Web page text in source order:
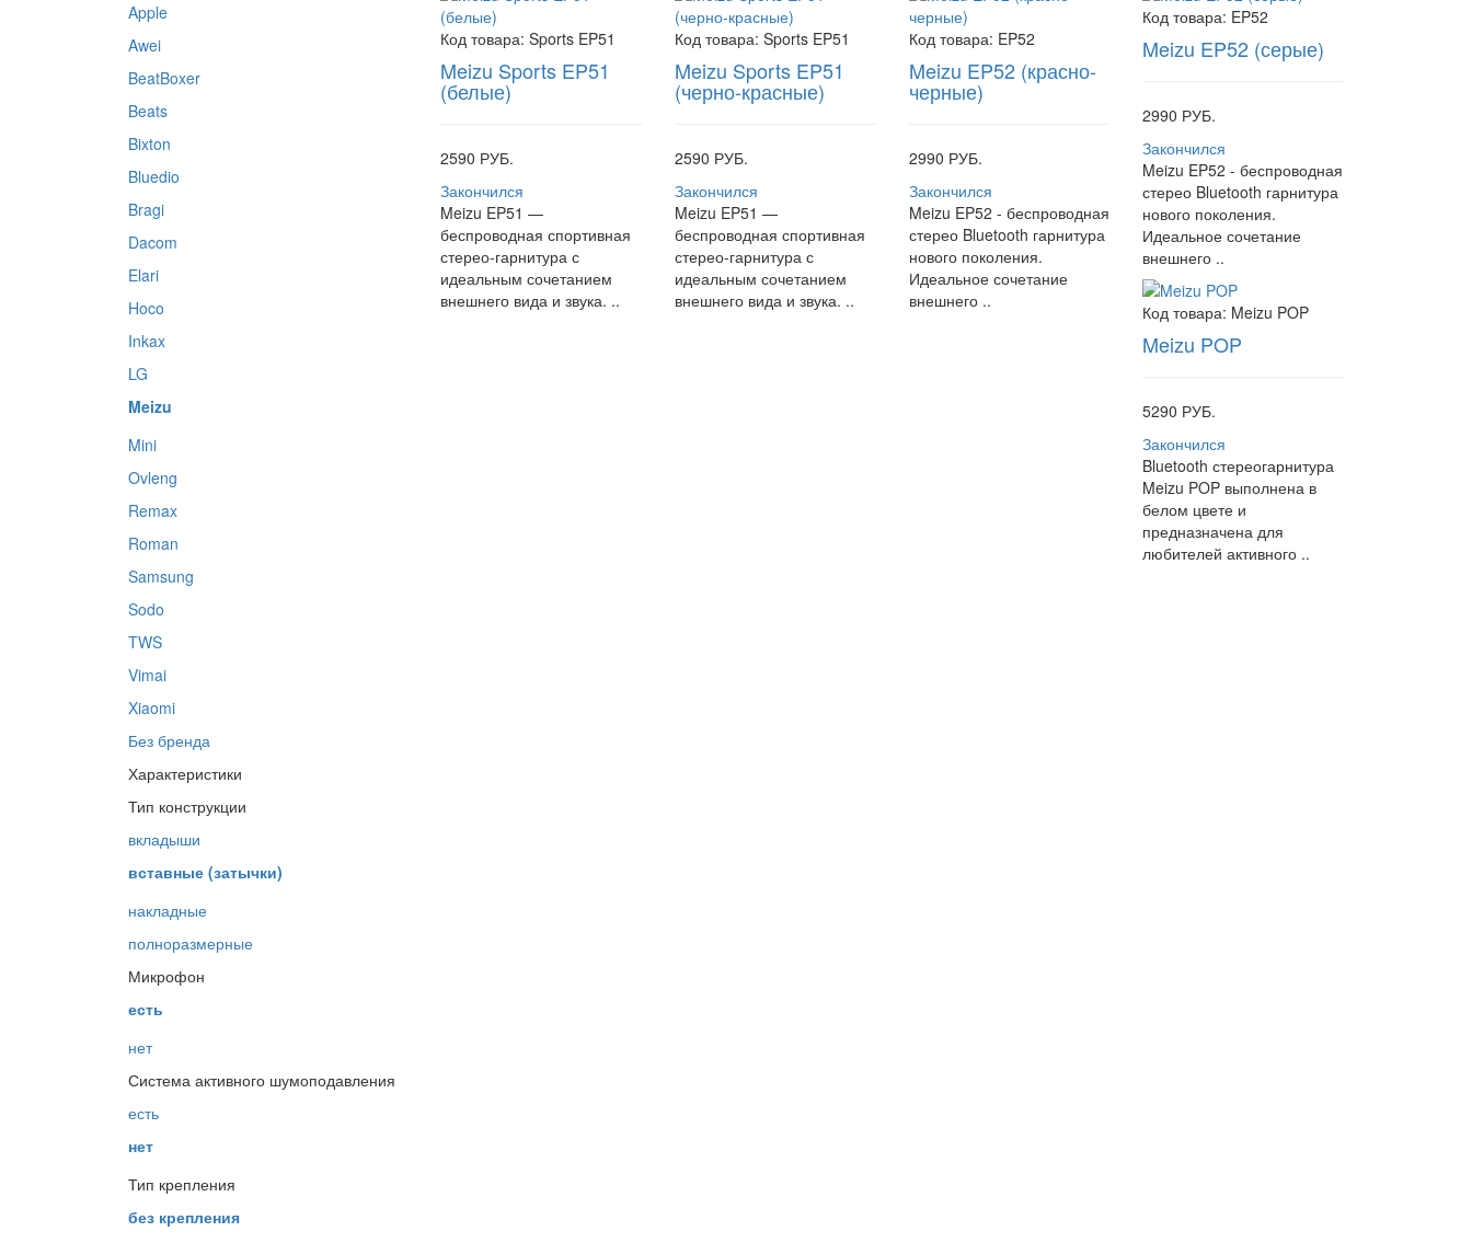
Apple
Awei
BeatBoxer
Beats
Bixton
Bluedio
Bragi
Dacom
Elari
Hoco
Inkax
LG
Meizu
Mini
Ovleng
Remax
Roman
Samsung
Sodo
TWS
Vimai
Xiaomi
Без бренда
Характеристики
Тип конструкции
вкладыши
вставные (затычки)
накладные
полноразмерные
Микрофон
есть
нет
Система активного шумоподавления
есть
нет
Тип крепления
без крепления
Код товара: Sports EP51
Meizu Sports EP51
(белые)
2590 РУБ.
Закончился
Meizu EP51 —
беспроводная спортивная
стерео-гарнитура с
идеальным сочетанием
внешнего вида и звука. ..
Код товара: Sports EP51
Meizu Sports EP51
(черно-красные)
2590 РУБ.
Закончился
Meizu EP51 —
беспроводная спортивная
стерео-гарнитура с
идеальным сочетанием
внешнего вида и звука. ..
Код товара: EP52
Meizu EP52 (красно-
черные)
2990 РУБ.
Закончился
Meizu EP52 - беспроводная
стерео Bluetooth гарнитура
нового поколения.
Идеальное сочетание
внешнего ..
Код товара: EP52
Meizu EP52 (серые)
2990 РУБ.
Закончился
Meizu EP52 - беспроводная
стерео Bluetooth гарнитура
нового поколения.
Идеальное сочетание
внешнего ..
Код товара: Meizu POP
Meizu POP
5290 РУБ.
Закончился
Bluetooth стереогарнитура
Meizu POP выполнена в
белом цвете и
предназначена для
любителей активного ..